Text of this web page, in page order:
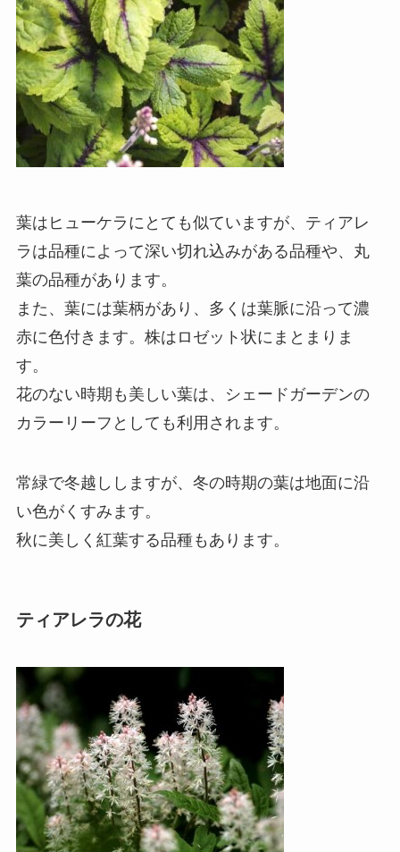
葉はヒューケラにとても似ていますが、ティアレ
ラは品種によって深い切れ込みがある品種や、丸
葉の品種があります。
また、葉には葉柄があり、多くは葉脈に沿って濃
赤に色付きます。株はロゼット状にまとまりま
す。
花のない時期も美しい葉は、シェードガーデンの
カラーリーフとしても利用されます。
常緑で冬越ししますが、冬の時期の葉は地面に沿
い色がくすみます。
秋に美しく紅葉する品種もあります。
ティアレラの花